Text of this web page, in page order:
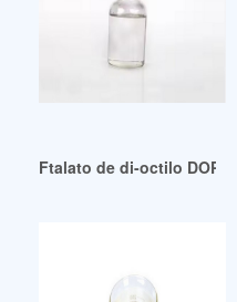
Ftalato de di-octilo DOP